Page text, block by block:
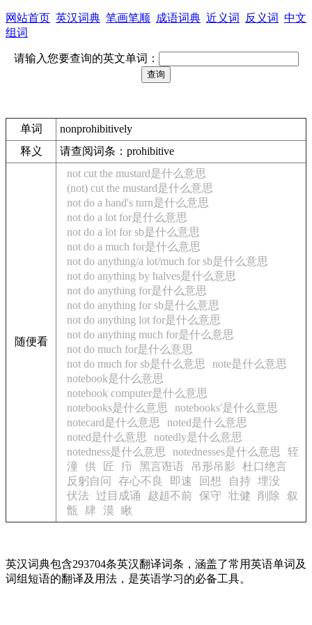
网站首页 英汉词典 笔画笔顺 成语词典 近义词 反义词 中文
组词
请输入您要查询的英文单词：
单词
nonprohibitively
释义
请查阅词条：prohibitive
随便看
not cut the mustard是什么意思
(not) cut the mustard是什么意思
not do a hand's turn是什么意思
not do a lot for是什么意思
not do a lot for sb是什么意思
not do a much for是什么意思
not do anything/a lot/much for sb是什么意思
not do anything by halves是什么意思
not do anything for是什么意思
not do anything for sb是什么意思
not do anything lot for是什么意思
not do anything much for是什么意思
not do much for是什么意思
not do much for sb是什么意思
note是什么意思
notebook是什么意思
notebook computer是什么意思
notebooks是什么意思
notebooks'是什么意思
notecard是什么意思
noted是什么意思
noted是什么意思
notedly是什么意思
notedness是什么意思
notednesses是什么意思
轾
潼 供 匠 疖 黑言诳语 吊形吊影
杜口绝言
反躬自问
存心不良 即速 回想 自持 埋没
伏法 过目成诵 趑趄不前 保守 壮健 削除
叙
甑
肆 漠 瞅
英汉词典包含293704条英汉翻译词条，涵盖了常用英语单词及
词组短语的翻译及用法，是英语学习的必备工具。